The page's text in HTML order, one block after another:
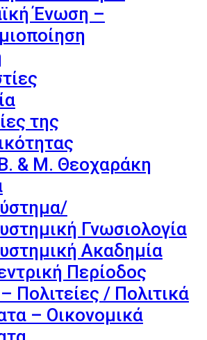
Ένωση –
της
& Μ. Θεοχαράκη
Γνωσιολογία
Ακαδημία
Περίοδος
Πολιτείες / Πολιτικά
– Οικονομικά